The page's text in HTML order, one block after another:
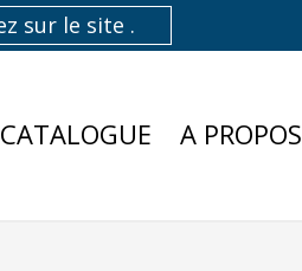
CATALOGUE A PROPOS